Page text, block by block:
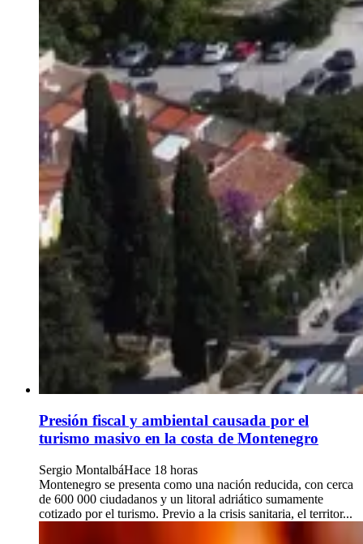
Presión fiscal y ambiental causada por el
turismo masivo en la costa de Montenegro
Sergio MontalbáHace 18 horas
Montenegro se presenta como una nación reducida, con cerca
de 600 000 ciudadanos y un litoral adriático sumamente
cotizado por el turismo. Previo a la crisis sanitaria, el territor...